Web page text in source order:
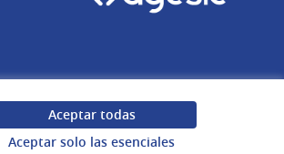
Aceptar todas
Aceptar solo las esenciales